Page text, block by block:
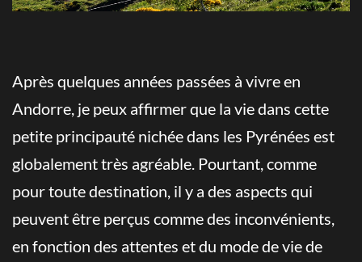
Après quelques années passées à vivre en
Andorre, je peux affirmer que la vie dans cette
petite principauté nichée dans les Pyrénées est
globalement très agréable. Pourtant, comme
pour toute destination, il y a des aspects qui
peuvent être perçus comme des inconvénients,
en fonction des attentes et du mode de vie de